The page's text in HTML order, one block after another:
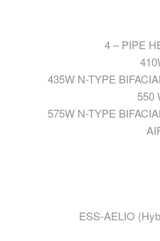
4 – PIPE
435W N-TYPE
550
575W N-TYPE
ESS-AELIO